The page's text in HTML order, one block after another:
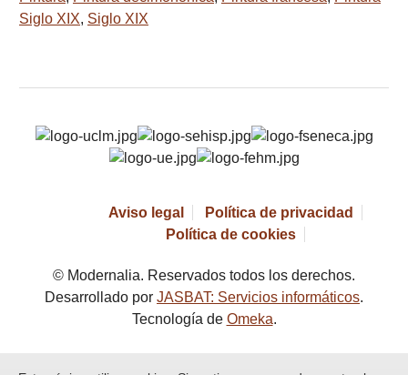
Siglo XIX, Siglo XIX
Aviso legal
Política de privacidad
Política de cookies
© Modernalia. Reservados todos los derechos.
Desarrollado por JASBAT: Servicios informáticos.
Tecnología de Omeka.